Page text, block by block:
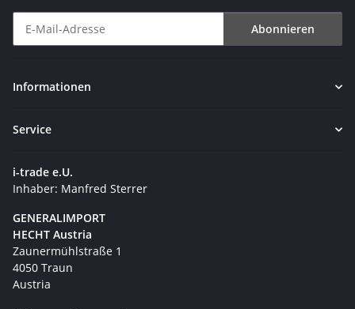
Abonnieren
Informationen
Service
i-trade e.U.
Inhaber: Manfred Sterrer
GENERALIMPORT
HECHT Austria
Zaunermühlstraße 1
4050 Traun
Austria